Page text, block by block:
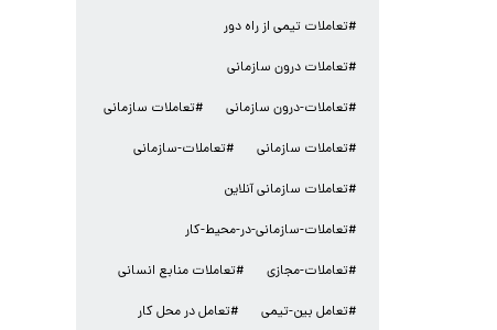
#تعاملات تیمی از راه دور
#تعاملات درون سازمانی
#تعاملات-درون سازمانی #تعاملات سازمانی
#تعاملات سازمانی #تعاملات-سازمانی
#تعاملات سازمانی آنلاین
#تعاملات-سازمانی-در-محیط-کار
#تعاملات-مجازی #تعاملات منابع انسانی
#تعامل بین-تیمی #تعامل در محل کار